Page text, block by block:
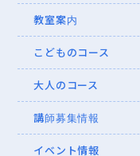
教室案内
こどものコース
大人のコース
講師募集情報
イベント情報